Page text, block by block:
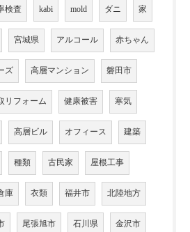
検査 kabi mold ダニ 家
宮城県 アルコール 赤ちゃん
ズ 高層マンション 磐田市
リフォーム 健康被害 寒気
高層ビル オフィース 建築
種類 古民家 屋根工事
庫 衣類 福井市 北陸地方
尾張旭市 石川県 金沢市